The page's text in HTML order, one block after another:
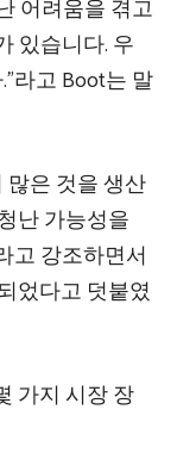
어려움을 겪고
있습니다. 우
라고 Boot는 말
많은 것을 생산
난 가능성을
고 강조하면서
었다고 덧붙였
가지 시장 장